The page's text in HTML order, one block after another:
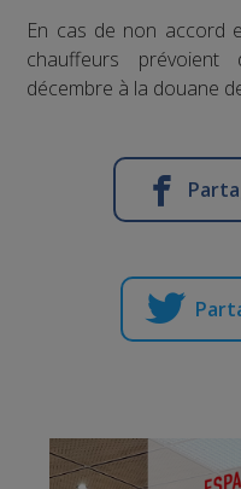
En cas de non accord
chauffeurs
décembre à la douane